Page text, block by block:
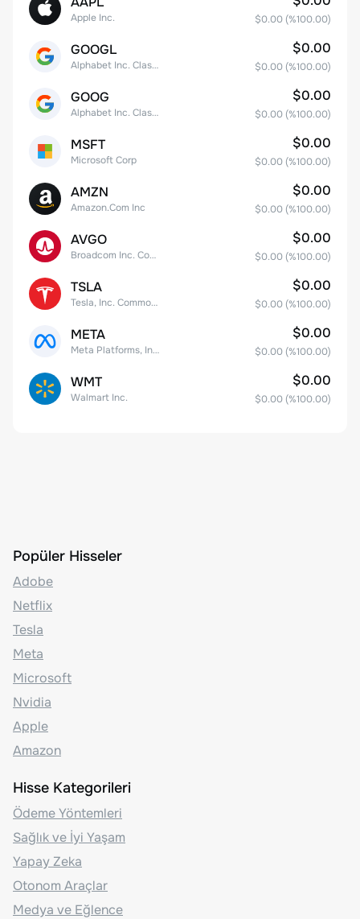
Apple Inc. $0.00 (%100.00)
GOOGL
Alphabet Inc. Class A Common Stock
$0.00
$0.00 (%100.00)
GOOG
Alphabet Inc. Class C Capital Stock
$0.00
$0.00 (%100.00)
MSFT
Microsoft Corp
$0.00
$0.00 (%100.00)
AMZN
Amazon.Com Inc
$0.00
$0.00 (%100.00)
AVGO
Broadcom Inc. Common Stock
$0.00
$0.00 (%100.00)
TSLA
Tesla, Inc. Common Stock
$0.00
$0.00 (%100.00)
META
Meta Platforms, Inc. Class A Common Stock
$0.00
$0.00 (%100.00)
WMT
Walmart Inc.
$0.00
$0.00 (%100.00)
Popüler Hisseler
Adobe
Netflix
Tesla
Meta
Microsoft
Nvidia
Apple
Amazon
Hisse Kategorileri
Ödeme Yöntemleri
Sağlık ve İyi Yaşam
Yapay Zeka
Otonom Araçlar
Medya ve Eğlence